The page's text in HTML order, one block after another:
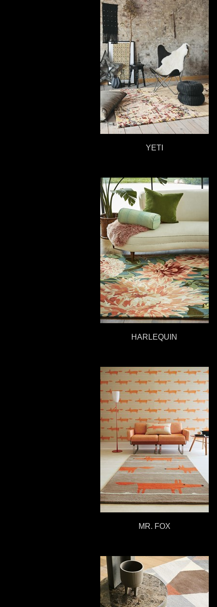
YETI
HARLEQUIN
MR. FOX